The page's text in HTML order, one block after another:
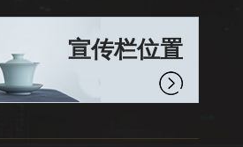
宣传栏位置